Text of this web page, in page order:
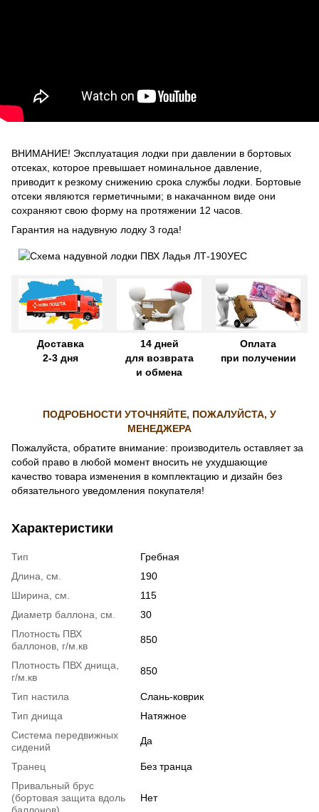
ВНИМАНИЕ! Эксплуатация лодки при давлении в бортовых
отсеках, которое превышает номинальное давление,
приводит к резкому снижению срока службы лодки. Бортовые
отсеки являются герметичными; в накачанном виде они
сохраняют свою форму на протяжении 12 часов.
Гарантия на надувную лодку 3 года!
Доставка
2-3 дня
14 дней
для возврата
и обмена
Оплата
при получении
ПОДРОБНОСТИ УТОЧНЯЙТЕ, ПОЖАЛУЙСТА, У
МЕНЕДЖЕРА
Пожалуйста, обратите внимание: производитель оставляет за
собой право в любой момент вносить не ухудшающие
качество товара изменения в комплектацию и дизайн без
обязательного уведомления покупателя!
Характеристики
Тип
Гребная
Длина, см.
190
Ширина, см.
115
Диаметр баллона, см.
30
Плотность ПВХ
баллонов, г/м.кв
850
Плотность ПВХ днища,
г/м.кв
850
Тип настила
Слань-коврик
Тип днища
Натяжное
Система передвижных
сидений
Да
Транец
Без транца
Привальный брус
(бортовая защита вдоль
Нет